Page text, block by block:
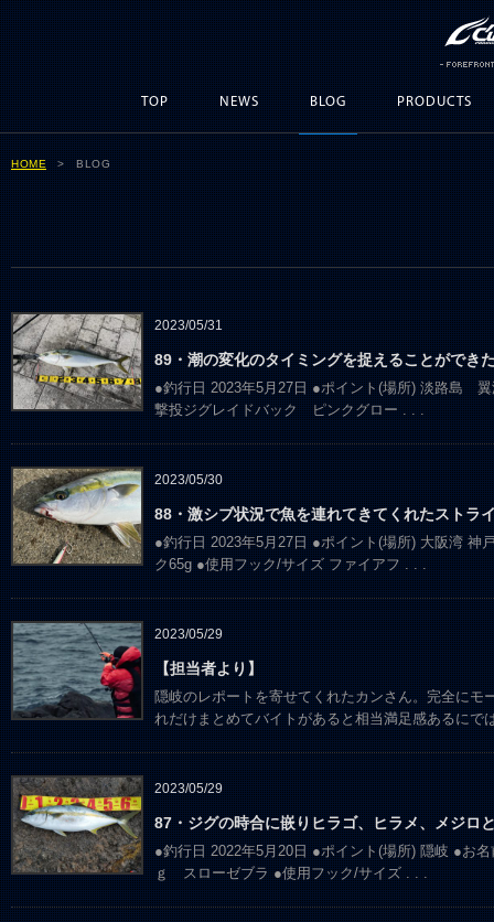
TOP NEWS BLOG PRODUCTS
HOME > BLOG
2023/05/31
89・潮の変化のタイミングを捉えることができ
●釣行日 2023年5月27日 ●ポイント(場所) 淡路島
撃投ジグレイドバック ピンクグロー. . .
2023/05/30
88・激シブ状況で魚を連れてきてくれたストラ
●釣行日 2023年5月27日 ●ポイント(場所) 大阪湾 神
ク65g ●使用フック/サイズ ファイアフ. . .
2023/05/29
【担当者より】
隠岐のレポートを寄せてくれたカンさん。完全に
れだけまとめてバイトがあると相当満足感あるにで
2023/05/29
87・ジグの時合に嵌りヒラゴ、ヒラメ、メジロ
●釣行日 2022年5月20日 ●ポイント(場所) 隠岐 ●お
ｇ スローゼブラ ●使用フック/サイズ. . .